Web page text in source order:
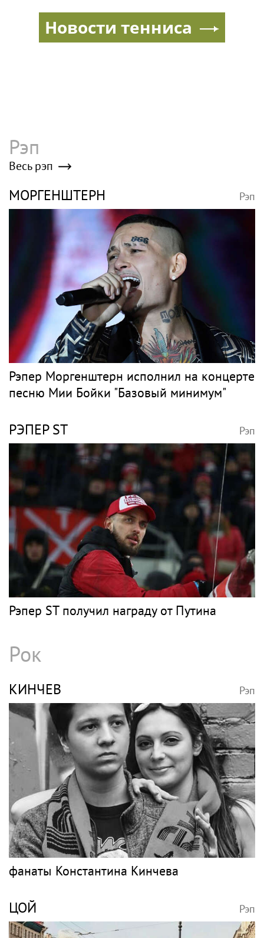
организацию
Новости тенниса
Рэп
Весь рэп
МОРГЕНШТЕРН Рэп
Рэпер Моргенштерн исполнил на концерте
песню Мии Бойки "Базовый минимум"
РЭПЕР ST Рэп
Рэпер ST получил награду от Путина
Рок
КИНЧЕВ Рэп
фанаты Константина Кинчева
ЦОЙ Рэп